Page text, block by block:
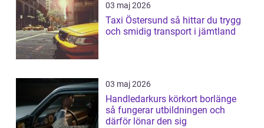
03 maj 2026
Taxi Östersund så hittar du trygg
och smidig transport i jämtland
03 maj 2026
Handledarkurs körkort borlänge
så fungerar utbildningen och
därför lönar den sig